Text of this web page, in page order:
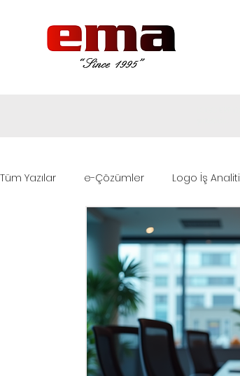
Tüm Yazılar e-Çözümler Logo İş
Logo Destek Logo ERP Çözümleri
Logo Edge ERP Logo